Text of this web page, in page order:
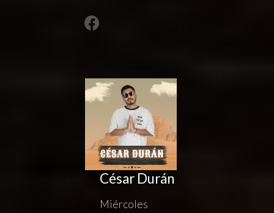
César Durán
Miércoles